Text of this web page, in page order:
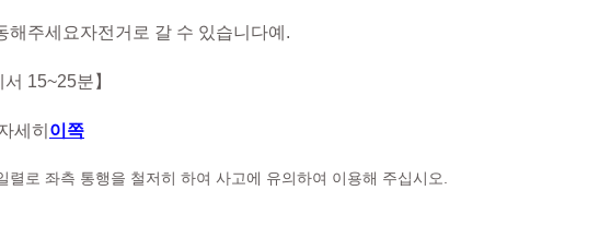
해주세요자전거로 갈 수 있습니다예.
15~25분】
세히 이쪽
렬로 좌측 통행을 철저히 하여 사고에 유의하여 이용해 주십시오.